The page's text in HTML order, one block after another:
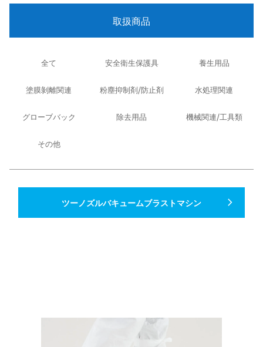
取扱商品
全て 安全衛生保護具 養生用品
塗膜剝離関連 粉塵抑制剤/防止剤 水処理関連
グローブバック 除去用品 機械関連/工具類
その他
ツーノズルバキュームブラストマシン navigate_next